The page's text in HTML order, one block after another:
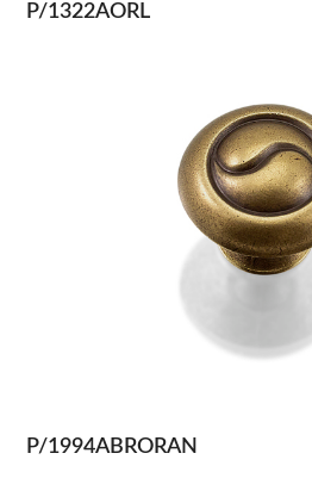
P/1322AORL
P/1994ABRORAN